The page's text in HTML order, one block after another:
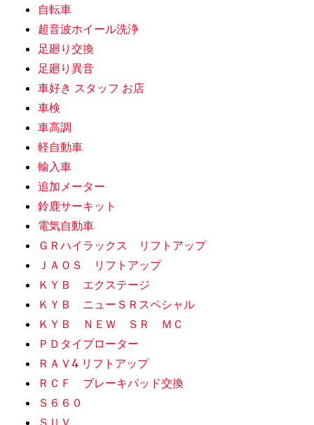
自転車
超音波ホイール洗浄
足廻り交換
足廻り異音
車好き スタッフ お店
車検
車高調
軽自動車
輸入車
追加メーター
鈴鹿サーキット
電気自動車
ＧＲハイラックス リフトアップ
ＪＡＯＳ リフトアップ
ＫＹＢ エクステージ
ＫＹＢ ニューＳＲスペシャル
ＫＹＢ ＮＥＷ ＳＲ ＭＣ
ＰＤタイプローター
ＲＡＶ4 リフトアップ
ＲＣＦ ブレーキパッド交換
Ｓ６６０
ＳＵＶ